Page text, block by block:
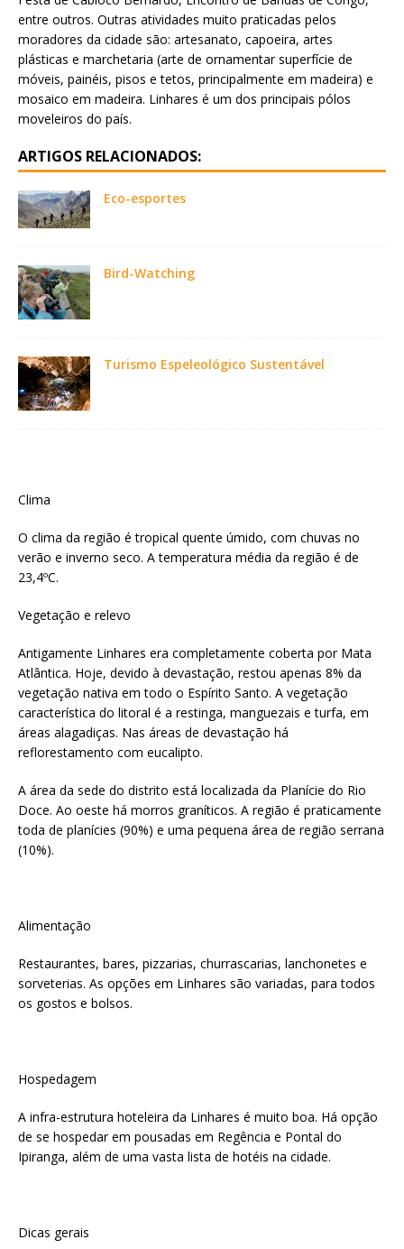
entre outros. Outras atividades muito praticadas pelos
moradores da cidade são: artesanato, capoeira, artes
plásticas e marchetaria (arte de ornamentar superfície de
móveis, painéis, pisos e tetos, principalmente em madeira) e
mosaico em madeira. Linhares é um dos principais pólos
moveleiros do país.
ARTIGOS RELACIONADOS:
Eco-esportes
Bird-Watching
Turismo Espeleológico Sustentável
Clima
O clima da região é tropical quente úmido, com chuvas no
verão e inverno seco. A temperatura média da região é de
23,4ºC.
Vegetação e relevo
Antigamente Linhares era completamente coberta por Mata
Atlântica. Hoje, devido à devastação, restou apenas 8% da
vegetação nativa em todo o Espírito Santo. A vegetação
característica do litoral é a restinga, manguezais e turfa, em
áreas alagadiças. Nas áreas de devastação há
reflorestamento com eucalipto.
A área da sede do distrito está localizada da Planície do Rio
Doce. Ao oeste há morros graníticos. A região é praticamente
toda de planícies (90%) e uma pequena área de região serrana
(10%).
Alimentação
Restaurantes, bares, pizzarias, churrascarias, lanchonetes e
sorveterias. As opções em Linhares são variadas, para todos
os gostos e bolsos.
Hospedagem
A infra-estrutura hoteleira da Linhares é muito boa. Há opção
de se hospedar em pousadas em Regência e Pontal do
Ipiranga, além de uma vasta lista de hotéis na cidade.
Dicas gerais